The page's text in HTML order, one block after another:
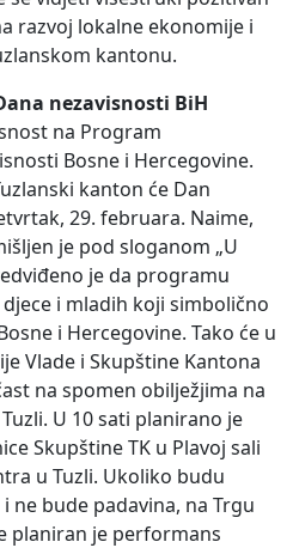
razvoj lokalne ekonomije i
kantonu.
nezavisnosti BiH
na Program
Bosne i Hercegovine.
kanton će Dan
29. februara. Naime,
je pod sloganom „U
je da programu
i mladih koji simbolično
i Hercegovine. Tako će u
Vlade i Skupštine Kantona
na spomen obilježjima na
U 10 sati planirano je
Skupštine TK u Plavoj sali
u Tuzli. Ukoliko budu
ne bude padavina, na Trgu
planiran je performans